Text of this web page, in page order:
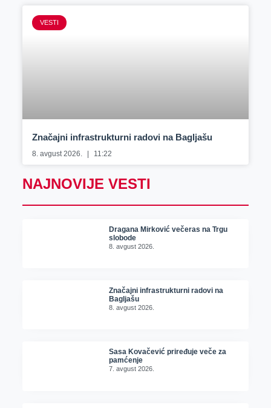
VESTI
Značajni infrastrukturni radovi na Bagljašu
8. avgust 2026. 11:22
NAJNOVIJE VESTI
Dragana Mirković večeras na Trgu
slobode
8. avgust 2026.
Značajni infrastrukturni radovi na
Bagljašu
8. avgust 2026.
Sasa Kovačević priređuje veče za
pamćenje
7. avgust 2026.